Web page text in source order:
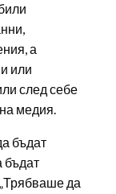
а
или
след себе
медия.
бъдат
бъдат
да